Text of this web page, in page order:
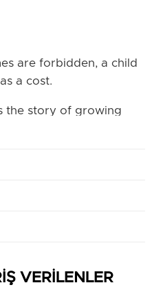
are forbidden, a child
a cost.
the story of growing
and unspoken
lives.
maps.
VERİLENLER